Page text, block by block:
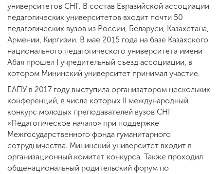
университетов СНГ. В состав Евразийской ассоциации
педагогических университетов входит почти 50
педагогических вузов из России, Беларуси, Казахстана,
Армении, Киргизии. В мае 2015 года на базе Казахского
национального педагогического университета имени
Абая прошел I учредительный съезд ассоциации, в
котором Мининский университет принимал участие.
ЕАПУ в 2017 году выступила организатором нескольких
конференций, в числе которых II международный
конкурс молодых преподавателей вузов СНГ
«Педагогическое начало» при поддержке
Межгосударственного фонда гуманитарного
сотрудничества. Мининский университет входит в
организационный комитет конкурса. Также проходил
общенациональный родительский форум по